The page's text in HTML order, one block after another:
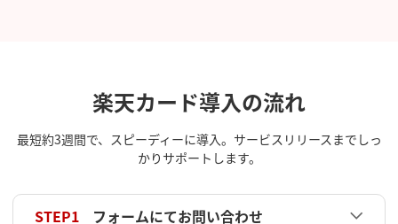
楽天カード導入の流れ
最短約3週間で、スピーディーに導入。サービスリリースまでしっ
かりサポートします。
STEP1 フォームにてお問い合わせ